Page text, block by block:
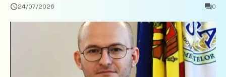
24/07/2026 0